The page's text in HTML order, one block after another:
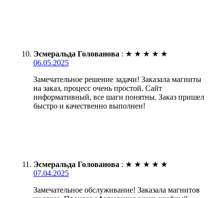
Эсмеральда Голованова : ★ ★ ★ ★ ★
06.05.2025
Замечательное решение задачи! Заказала магниты
на заказ, процесс очень простой. Сайт
информативный, все шаги понятны. Заказ пришел
быстро и качественно выполнен!
Эсмеральда Голованова : ★ ★ ★ ★ ★
07.04.2025
Замечательное обслуживание! Заказала магнитов